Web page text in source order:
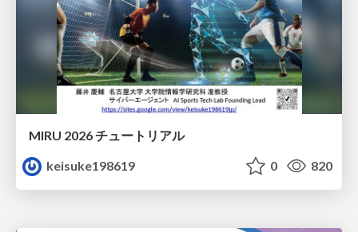
MIRU 2026 チュートリアル
keisuke198619
0 820